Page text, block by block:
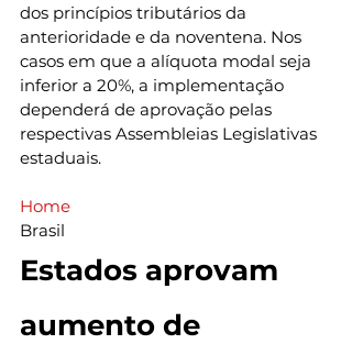
dos princípios tributários da
anterioridade e da noventena. Nos
casos em que a alíquota modal seja
inferior a 20%, a implementação
dependerá de aprovação pelas
respectivas Assembleias Legislativas
estaduais.
Home
Brasil
Estados aprovam
aumento de